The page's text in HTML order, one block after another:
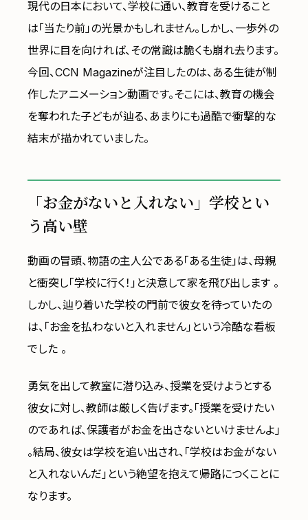
現代の日本において、学校に通い、教育を受けること
は「当たり前」の光景かもしれません。しかし、一歩外の
世界に目を向ければ、その常識は脆くも崩れ去ります。
今回、CCN Magazineが注目したのは、ある生徒が制
作したアニメーション動画です。そこには、教育の機会
を奪われた子どもが辿る、あまりにも過酷で衝撃的な
結末が描かれていました。
「お金がないと入れない」学校とい
う高い壁
動画の冒頭、物語の主人公である「ある生徒」は、母親
と衝突し「学校に行く！」と決意して家を飛び出します 。
しかし、辿り着いた学校の門前で彼女を待っていたの
は、「お金を払わないと入れません」という冷酷な看板
でした 。
勇気を出して教室に潜り込み、授業を受けようとする
彼女に対し、教師は厳しく告げます。「授業を受けたい
のであれば、保護者がお金を出さないといけませんよ」
。結局、彼女は学校を追い出され、「学校はお金がない
と入れないんだ」という絶望を抱えて帰路につくことに
なります。